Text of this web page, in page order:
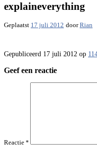
explaineverything
Geplaatst 17 juli 2012 doorRian
Gepubliceerd 17 juli 2012 op
Geef een reactie
Reactie *